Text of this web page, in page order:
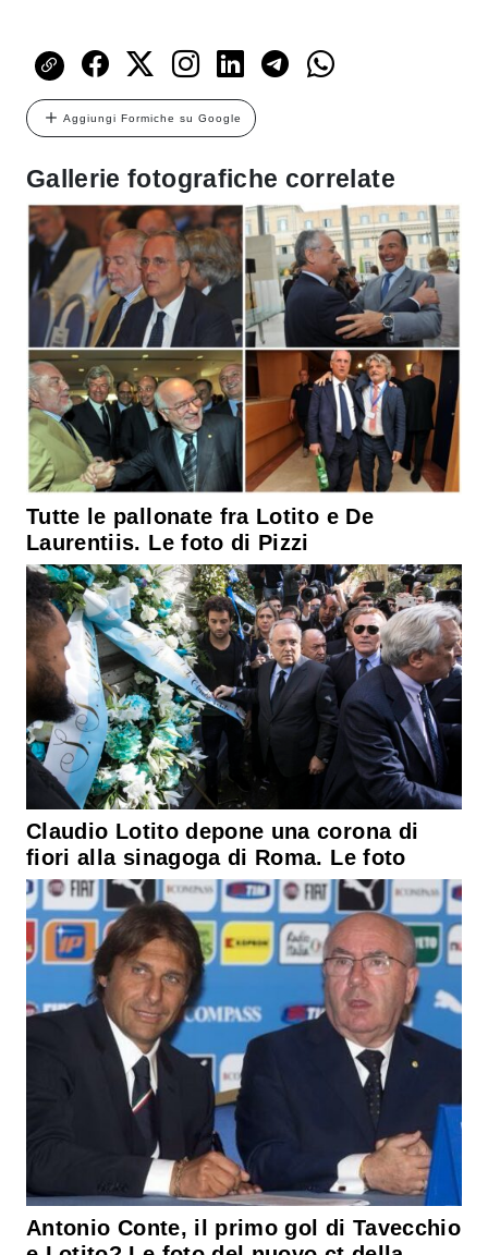
Aggiungi Formiche su Google
Gallerie fotografiche correlate
Tutte le pallonate fra Lotito e De
Laurentiis. Le foto di Pizzi
Claudio Lotito depone una corona di
fiori alla sinagoga di Roma. Le foto
Antonio Conte, il primo gol di Tavecchio